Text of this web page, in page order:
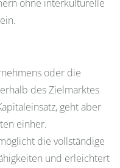
ohne interkulturelle
oder die
des Zielmarktes
geht aber
einher.
die vollständige
und erleichtert